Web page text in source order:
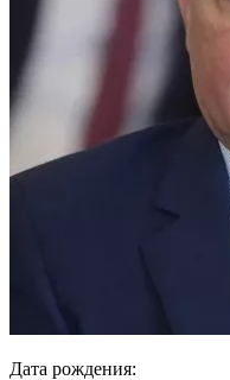
Дата рождения: